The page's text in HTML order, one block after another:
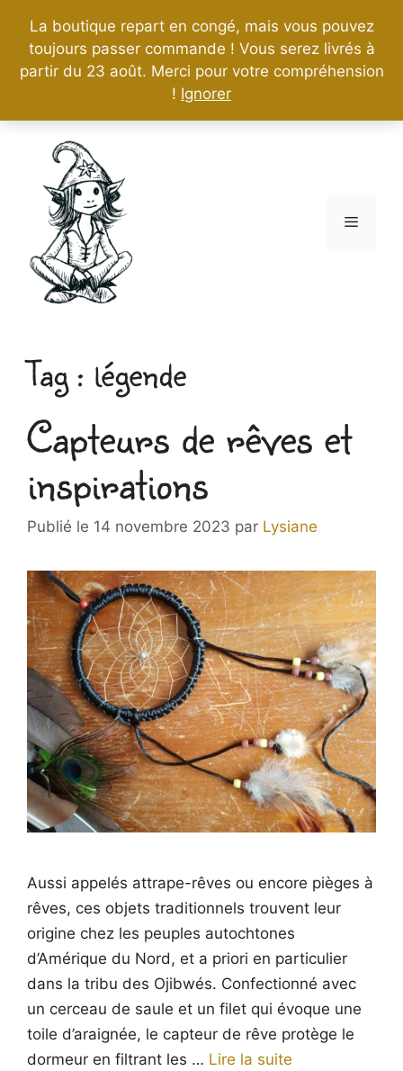
La boutique repart en congé, mais vous pouvez
toujours passer commande ! Vous serez livrés à
partir du 23 août. Merci pour votre compréhension
! Ignorer
Menu
légende
Capteurs de rêves et
inspirations
14 novembre 2023 par Lysiane
Aussi appelés attrape-rêves ou encore pièges à
rêves, ces objets traditionnels trouvent leur
origine chez les peuples autochtones
d’Amérique du Nord, et a priori en particulier
dans la tribu des Ojibwés. Confectionné avec
un cerceau de saule et un filet qui évoque une
toile d’araignée, le capteur de rêve protège le
dormeur en filtrant les … Lire la suite